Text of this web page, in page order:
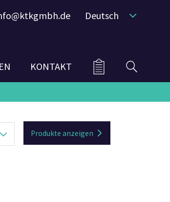
Deutsch
KONTAKT
Produkte anzeigen